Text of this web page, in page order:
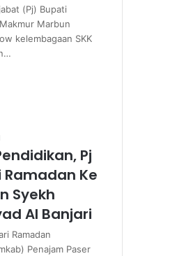
(Pj) Bupati
Marbun
kelembagaan SKK
Pj
Ramadan Ke
Syekh
Al Banjari
Ramadan
Penajam Paser